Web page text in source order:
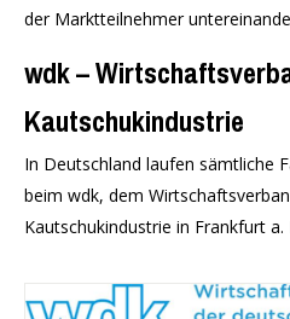
der Marktteilnehmer
wdk –
Kautschukindustrie
In Deutschland laufen sämtliche
beim wdk, dem
Kautschukindustrie in Frankfurt